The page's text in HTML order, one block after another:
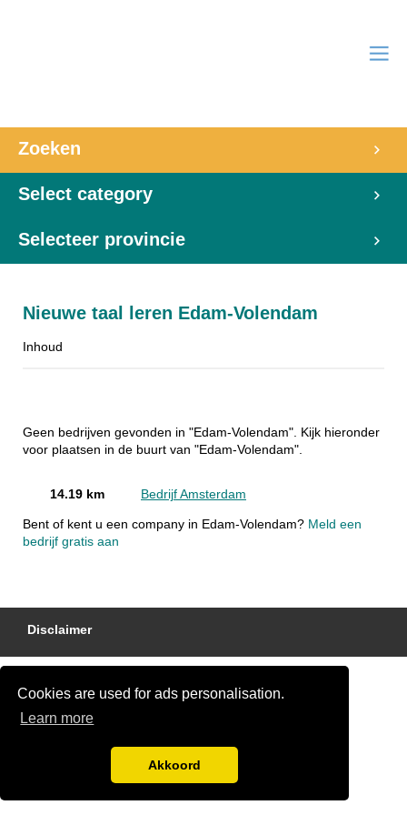
Cookies are used for ads personalisation.
Learn more
Akkoord
Zoeken
Select category
Selecteer provincie
Nieuwe taal leren Edam-Volendam
Inhoud
Geen bedrijven gevonden in "Edam-Volendam". Kijk hieronder
voor plaatsen in de buurt van "Edam-Volendam".
14.19 km Bedrijf Amsterdam
Bent of kent u een company in Edam-Volendam? Meld een
bedrijf gratis aan
Disclaimer